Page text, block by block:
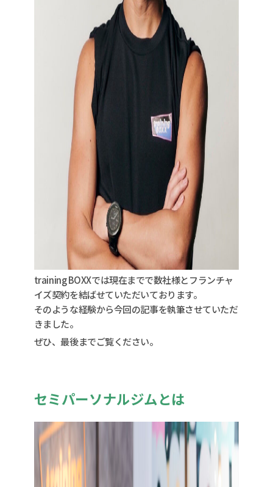
training BOXXでは現在までで数社様とフランチャ
イズ契約を結ばせていただいております。
そのような経験から今回の記事を執筆させていただ
きました。
ぜひ、最後までご覧ください。
セミパーソナルジムとは